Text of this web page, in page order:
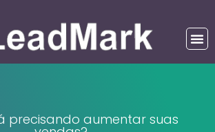
precisando aumentar suas